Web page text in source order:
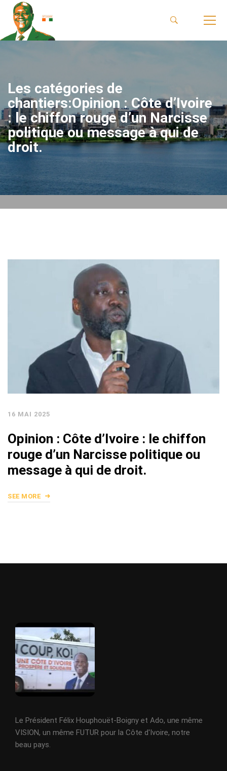
Les catégories de
chantiers:Opinion : Côte d’Ivoire
: le chiffon rouge d’un Narcisse
politique ou message à qui de
droit.
16 MAI 2025
Opinion : Côte d’Ivoire : le chiffon
rouge d’un Narcisse politique ou
message à qui de droit.
SEE MORE
Le Président Félix Houphouët-Boigny et Ado, une même
VISION, un même FUTUR pour la Côte d'Ivoire, notre
beau pays.